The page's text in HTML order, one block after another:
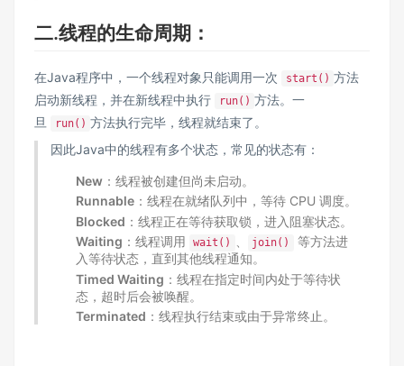
二.线程的生命周期：
在Java程序中，一个线程对象只能调用一次 start() 方法
启动新线程，并在新线程中执行
run() 方法。一
旦
run() 方法执行完毕，线程就结束了。
因此Java中的线程有多个状态，常见的状态有：
New：线程被创建但尚未启动。
Runnable：线程在就绪队列中，等待 CPU 调度。
Blocked ：线程正在等待获取锁，进入阻塞状态。
Waiting ：线程调用 wait() join()
等方法进
入等待状态，直到其他线程通知。
Timed Waiting ：线程在指定时间内处于等待状
态，超时后会被唤醒。
Terminated ：线程执行结束或由于异常终止。